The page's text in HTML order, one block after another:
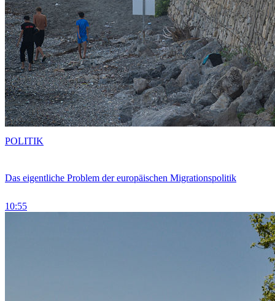
Das eigentliche Problem der europäischen Migrationspolitik
10:55
POLITIK